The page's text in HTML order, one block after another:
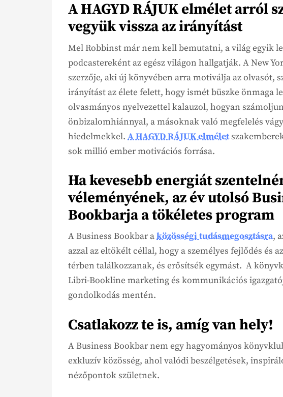
A HAGYD RÁJUK elmélet arról
vegyük vissza az irányítást
Mel Robbinst már nem kell bemutatni, a világ egyik
podcastereként az egész világon hallgatják. A New
szerzője, aki új könyvében arra motiválja az olvasót,
irányítást az élete felett, hogy ismét büszke önmaga
olvasmányos nyelvezettel kalauzol, hogyan
önbizalomhiánnyal, a másoknak való megfelelés
hiedelmekkel. A HAGYD RÁJUK elmélet
sok millió ember motivációs forrása.
Ha kevesebb energiát
véleményének, az év utolsó
Bookbarja a tökéletes program
A Business Bookbar aközösségi tudásmegosztásra,
azzal az eltökélt céllal, hogy a személyes fejlődés és
térben találkozzanak, és erősítsék egymást. A
Libri-Bookline marketing és kommunikációs
gondolkodás mentén.
Csatlakozz te is, amíg van hely!
A Business Bookbar nem egy hagyományos
exkluzív közösség, ahol valódi beszélgetések,
nézőpontok születnek.